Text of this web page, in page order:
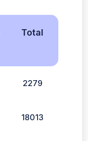
Total
2279
18013